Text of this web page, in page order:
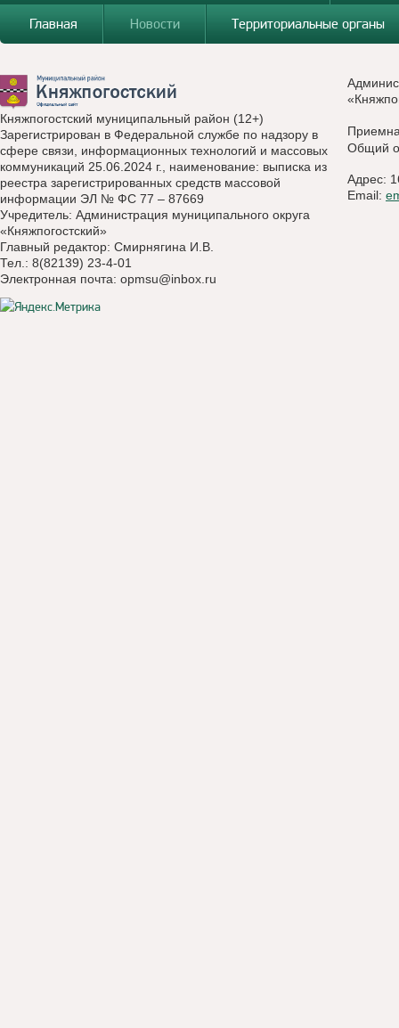
Главная
Новости Территориальные органы
Княжпогостский муниципальный район (12+)
Зарегистрирован в Федеральной службе по надзору в
сфере связи, информационных технологий и массовых
коммуникаций 25.06.2024 г., наименование: выписка из
реестра зарегистрированных средств массовой
информации ЭЛ № ФС 77 – 87669
Учредитель: Администрация муниципального округа
«Княжпогостский»
Главный редактор: Смирнягина И.В.
Тел.: 8(82139) 23-4-01
Электронная почта: opmsu@inbox.ru
Общий
Адрес:
Email: